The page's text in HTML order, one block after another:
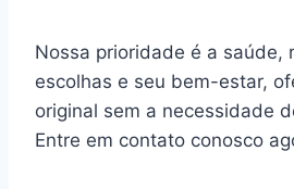
Nossa prioridade é a saúde,
escolhas e seu bem-estar,
original sem a necessidade
Entre em contato conosco